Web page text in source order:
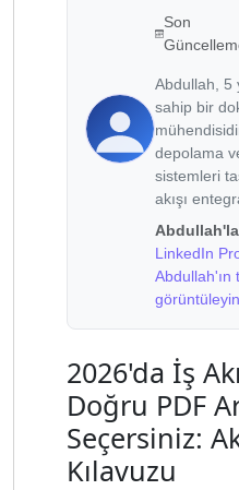
Son
Abdullah, 5
sahip bir
depolama
sistemleri
akışı
LinkedIn
Abdullah'ın
görüntüleyin
2026'da İş
Doğru PDF
Seçersiniz:
Kılavuzu